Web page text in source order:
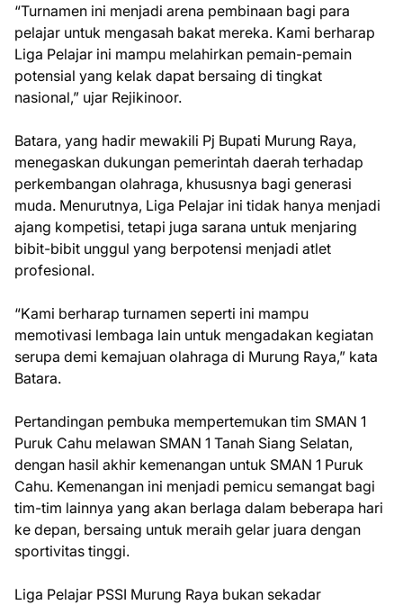
“Turnamen ini menjadi arena pembinaan bagi para
pelajar untuk mengasah bakat mereka. Kami berharap
Liga Pelajar ini mampu melahirkan pemain-pemain
potensial yang kelak dapat bersaing di tingkat
nasional,” ujar Rejikinoor.
Batara, yang hadir mewakili Pj Bupati Murung Raya,
menegaskan dukungan pemerintah daerah terhadap
perkembangan olahraga, khususnya bagi generasi
muda. Menurutnya, Liga Pelajar ini tidak hanya menjadi
ajang kompetisi, tetapi juga sarana untuk menjaring
bibit-bibit unggul yang berpotensi menjadi atlet
profesional.
“Kami berharap turnamen seperti ini mampu
memotivasi lembaga lain untuk mengadakan kegiatan
serupa demi kemajuan olahraga di Murung Raya,” kata
Batara.
Pertandingan pembuka mempertemukan tim SMAN 1
Puruk Cahu melawan SMAN 1 Tanah Siang Selatan,
dengan hasil akhir kemenangan untuk SMAN 1 Puruk
Cahu. Kemenangan ini menjadi pemicu semangat bagi
tim-tim lainnya yang akan berlaga dalam beberapa hari
ke depan, bersaing untuk meraih gelar juara dengan
sportivitas tinggi.
Liga Pelajar PSSI Murung Raya bukan sekadar